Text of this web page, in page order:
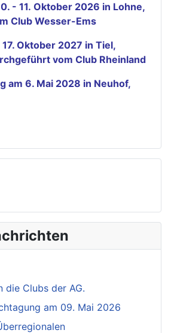
- 11. Oktober 2026 in Lohne,
Club Wesser-Ems
Oktober 2027 in Tiel,
vom Club Rheinland
am 6. Mai 2028 in Neuhof,
die Clubs der AG.
am 09. Mai 2026